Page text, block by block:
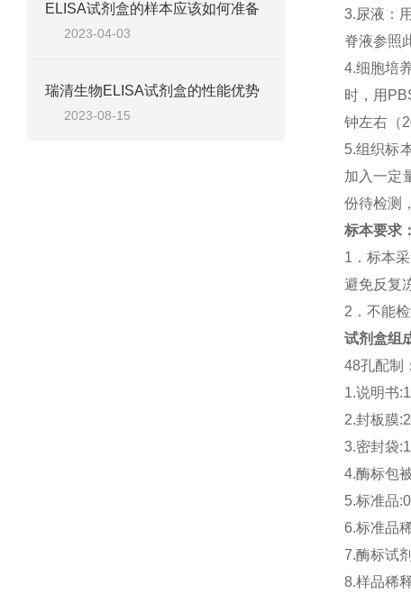
ELISA试剂盒的样本应该如何准备
2023-04-03
瑞清生物ELISA试剂盒的性能优势
2023-08-15
3.尿液：
脊液参照
4.细胞培
时，用
钟左右（
5.组织标
加入一定
份待检测
标本要求：
1．标本
避免反复
2．不能
试剂盒组
48孔配制：
1.说明书
2.封板膜
3.密封袋
4.酶标包
5.标准品
6.标准品
7.酶标试
8.样品稀